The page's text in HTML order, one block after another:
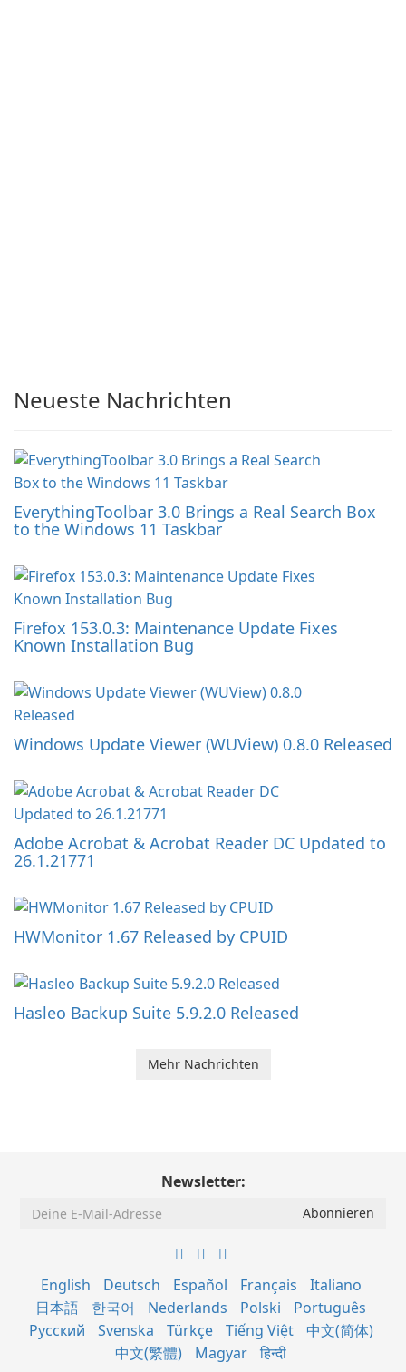
Neueste Nachrichten
EverythingToolbar 3.0 Brings a Real Search Box
to the Windows 11 Taskbar
Firefox 153.0.3: Maintenance Update Fixes
Known Installation Bug
Windows Update Viewer (WUView) 0.8.0 Released
Adobe Acrobat & Acrobat Reader DC Updated to
26.1.21771
HWMonitor 1.67 Released by CPUID
Hasleo Backup Suite 5.9.2.0 Released
Mehr Nachrichten
Newsletter:
English Deutsch Español Français
Italiano
日本語
한국어 Nederlands Polski
Português
Русский
Svenska Türkçe Tiếng Việt
中文(简体)
中文(繁體)
Magyar हिन्दी